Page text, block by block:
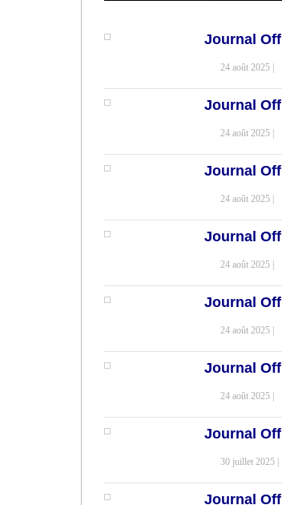
Journal
24 août 2025 |
Journal
24 août 2025 |
Journal
24 août 2025 |
Journal
24 août 2025 |
Journal
24 août 2025 |
Journal
24 août 2025 |
Journal
30 juillet 2025 |
Journal